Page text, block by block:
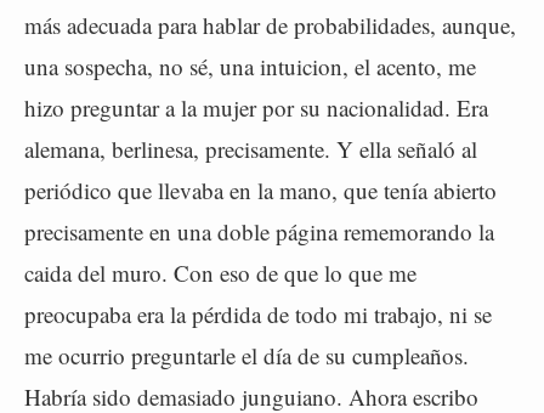
más adecuada para hablar de probabilidades, aunque,
una sospecha, no sé, una intuicion, el acento, me
hizo preguntar a la mujer por su nacionalidad. Era
alemana, berlinesa, precisamente. Y ella señaló al
periódico que llevaba en la mano, que tenía abierto
precisamente en una doble página rememorando la
caida del muro. Con eso de que lo que me
preocupaba era la pérdida de todo mi trabajo, ni se
me ocurrio preguntarle el día de su cumpleaños.
Habría sido demasiado junguiano. Ahora escribo